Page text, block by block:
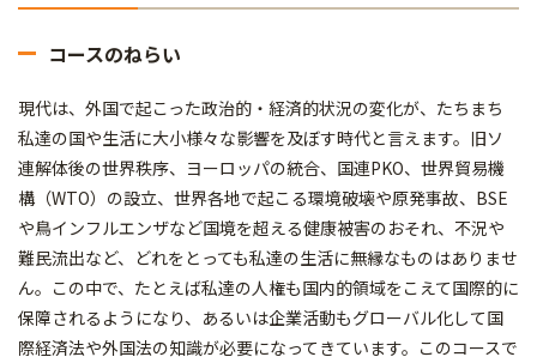
コースのねらい
現代は、外国で起こった政治的・経済的状況の変化が、たちまち
私達の国や生活に大小様々な影響を及ぼす時代と言えます。旧ソ
連解体後の世界秩序、ヨーロッパの統合、国連PKO、世界貿易機
構（WTO）の設立、世界各地で起こる環境破壊や原発事故、BSE
や鳥インフルエンザなど国境を超える健康被害のおそれ、不況や
難民流出など、どれをとっても私達の生活に無縁なものはありませ
ん。この中で、たとえば私達の人権も国内的領域をこえて国際的に
保障されるようになり、あるいは企業活動もグローバル化して国
際経済法や外国法の知識が必要になってきています。このコースで